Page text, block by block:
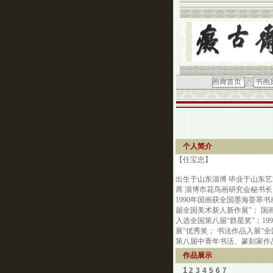
画廊首页 书画
个人简介
【任宝忠】
出生于山东淄博 毕业于山东
席 淄博市花鸟画研究会秘书长
1990年国画获全国墨海荟萃
届全国美术新人新作展”； 国
入选全国第八届“群星奖”；
展”优秀奖； 书法作品入展“
第八届中青年书活、篆刻家作
作品展示
1 2 3 4 5 6 7